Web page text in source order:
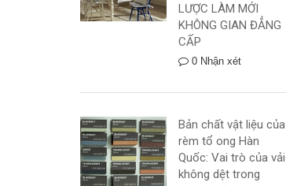
LƯỢC LÀM MỚI
KHÔNG GIAN ĐẲNG
CẤP
0 Nhận xét
Bản chất vật liệu của
rèm tổ ong Hàn
Quốc: Vai trò của vải
không dệt trong